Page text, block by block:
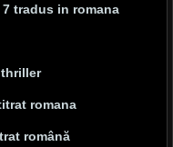
tradus in romana
thriller
romana
română